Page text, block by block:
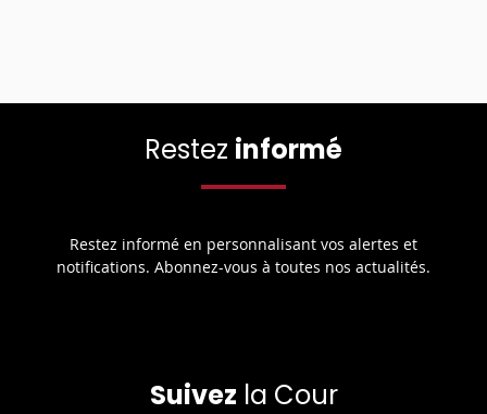
Restez informé
Restez informé en personnalisant vos alertes et
notifications. Abonnez-vous à toutes nos actualités.
Suivez la Cour